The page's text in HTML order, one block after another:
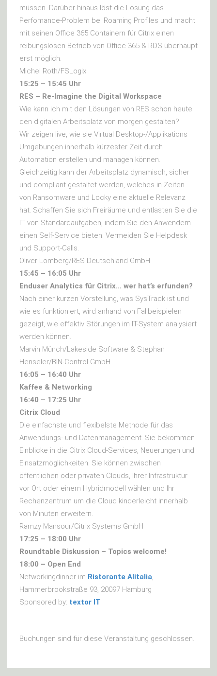
müssen. Darüber hinaus löst die Lösung das
Perfomance-Problem bei Roaming Profiles und macht
mit seinen Office 365 Containern für Citrix einen
reibungslosen Betrieb von Office 365 & RDS überhaupt
erst möglich.
Michel Roth/FSLogix
15:25 – 15:45 Uhr
RES – Re-Imagine the Digital Workspace
Wie kann ich mit den Lösungen von RES schon heute
den digitalen Arbeitsplatz von morgen gestalten?
Wir zeigen live, wie sie Virtual Desktop-/Applikations
Umgebungen innerhalb kürzester Zeit durch
Automation erstellen und managen können.
Gleichzeitig kann der Arbeitsplatz dynamisch, sicher
und compliant gestaltet werden, welches in Zeiten
von Ransomware und Locky eine aktuelle Relevanz
hat. Schaffen Sie sich Freiräume und entlasten Sie die
IT von Standardaufgaben, indem Sie den Anwendern
einen Self-Service bieten. Vermeiden Sie Helpdesk
und Support-Calls.
Oliver Lomberg/RES Deutschland GmbH
15:45 – 16:05 Uhr
Enduser Analytics für Citrix… wer hat’s erfunden?
Nach einer kurzen Vorstellung, was SysTrack ist und
wie es funktioniert, wird anhand von Fallbeispielen
gezeigt, wie effektiv Störungen im IT-System analysiert
werden können.
Marvin Münch/Lakeside Software & Stephan
Henseler/BIN-Control GmbH
16:05 – 16:40 Uhr
Kaffee & Networking
16:40 – 17:25 Uhr
Citrix Cloud
Die einfachste und flexibelste Methode für das
Anwendungs- und Datenmanagement. Sie bekommen
Einblicke in die Citrix Cloud-Services, Neuerungen und
Einsatzmöglichkeiten. Sie können zwischen
öffentlichen oder privaten Clouds, Ihrer Infrastruktur
vor Ort oder einem Hybridmodell wählen und Ihr
Rechenzentrum um die Cloud kinderleicht innerhalb
von Minuten erweitern.
Ramzy Mansour/Citrix Systems GmbH
17:25 – 18:00 Uhr
Roundtable Diskussion – Topics welcome!
18:00 – Open End
Networkingdinner im Ristorante Alitalia
Hammerbrookstraße 93, 20097 Hamburg
Sponsored by: textor IT
Buchungen sind für diese Veranstaltung geschlossen.